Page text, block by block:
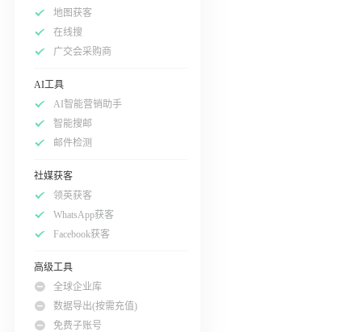
地图获客
在线搜
广交会采购商
AI工具
AI智能营销助手
智能搜邮
邮件检测
社媒获客
领英获客
WhatsApp获客
Facebook获客
高级工具
全球企业库
数据导出(按需充值)
免费子账号